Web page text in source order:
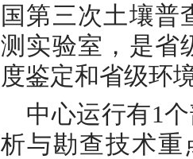
国第三次土壤普
测实验室，是省
度鉴定和省级环
中心运行有1
析与勘查技术重